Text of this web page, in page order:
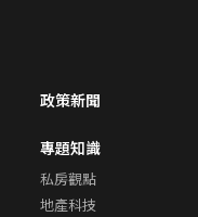
政策新聞
專題知識
私房觀點
地產科技